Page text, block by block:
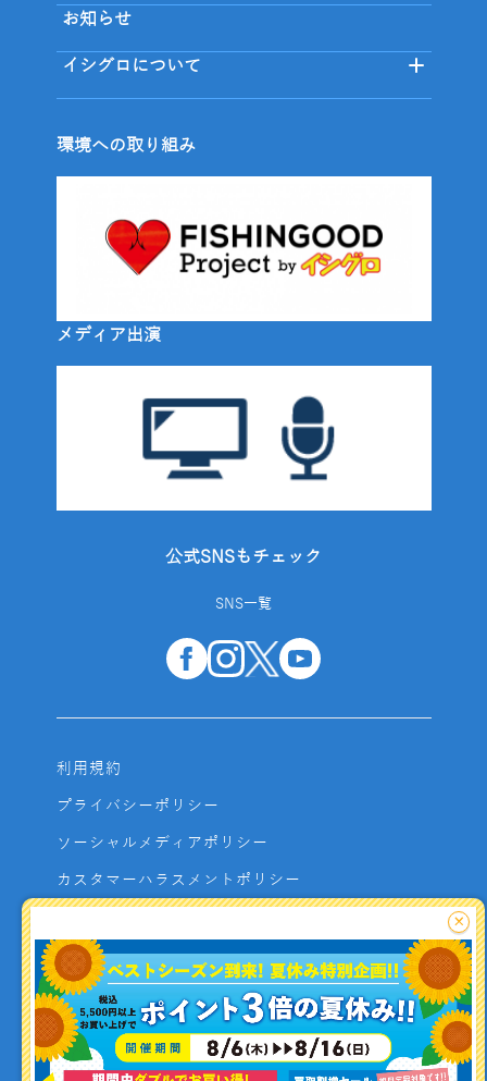
お知らせ
イシグロについて
環境への取り組み
メディア出演
公式SNSもチェック
SNS一覧
利用規約
プライバシーポリシー
ソーシャルメディアポリシー
カスタマーハラスメントポリシー
よくあるご質問
お問い合わせ
利用者資金の保全方法
×